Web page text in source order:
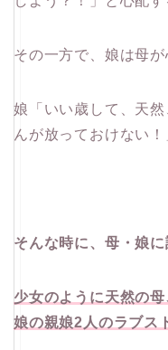
その一方で、娘は母が
娘「いい歳して、天
んが放っておけない！
そんな時に、母・娘に
少女のように天然の
娘の親娘2人のラブス